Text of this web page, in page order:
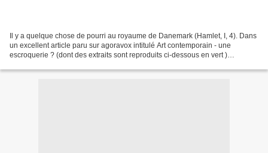
Il y a quelque chose de pourri au royaume de Danemark (Hamlet, I, 4). Dans
un excellent article paru sur agoravox intitulé Art contemporain - une
escroquerie ? (dont des extraits sont reproduits ci-dessous en vert )